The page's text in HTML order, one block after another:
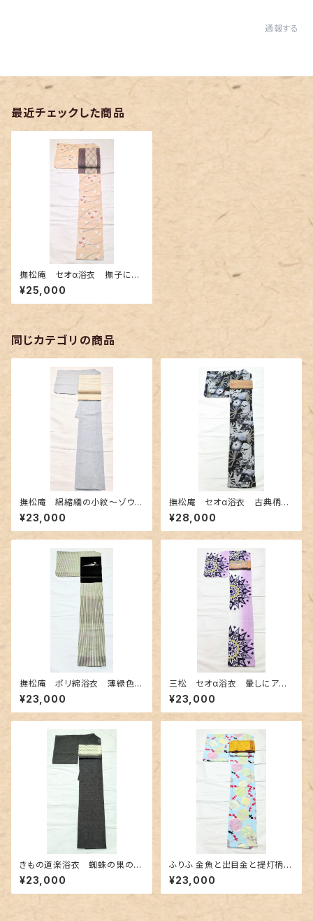
通報する
最近チェックした商品
撫松庵 セオα浴衣 撫子に千
鳥柄
¥25,000
同じカテゴリの商品
撫松庵 絽縮緬の小紋〜ゾウや
孔雀 異国情緒柄〜
¥23,000
撫松庵 セオα浴衣 古典柄き
りばめ調
¥28,000
撫松庵 ポリ綿浴衣 薄緑色の
濃淡 ～ストライプに百合と萩〜
¥23,000
三松 セオα浴衣 暈しにアー
ルデコ柄
¥23,000
きもの道楽浴衣 蜘蛛の巣の刺
繍紋 Sサイズ
¥23,000
ふりふ 金魚と出目金と提灯柄の
セオα浴衣
¥23,000